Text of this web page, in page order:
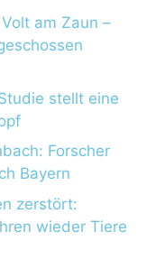
am Zaun –
stellt eine
Forscher
Bayern
zerstört:
wieder Tiere